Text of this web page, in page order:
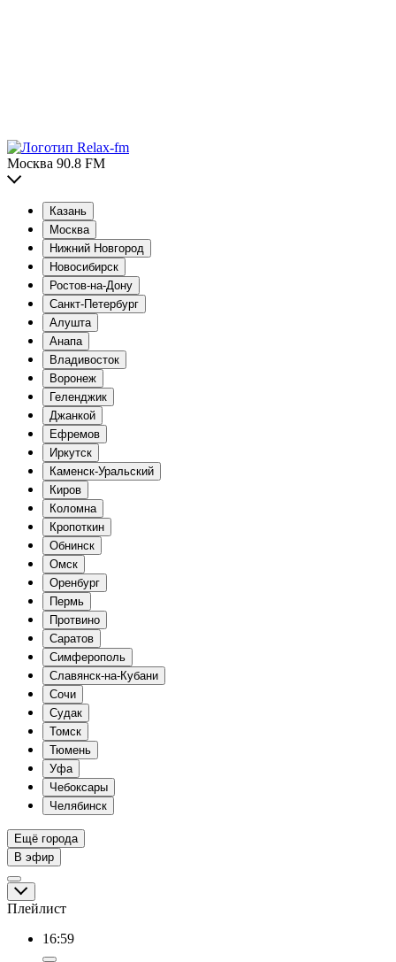
Москва 90.8 FM
Казань
Москва
Нижний Новгород
Новосибирск
Ростов-на-Дону
Санкт-Петербург
Алушта
Анапа
Владивосток
Воронеж
Геленджик
Джанкой
Ефремов
Иркутск
Каменск-Уральский
Киров
Коломна
Кропоткин
Обнинск
Омск
Оренбург
Пермь
Протвино
Саратов
Симферополь
Славянск-на-Кубани
Сочи
Судак
Томск
Тюмень
Уфа
Чебоксары
Челябинск
Ещё города
В эфир
Плейлист
16:59